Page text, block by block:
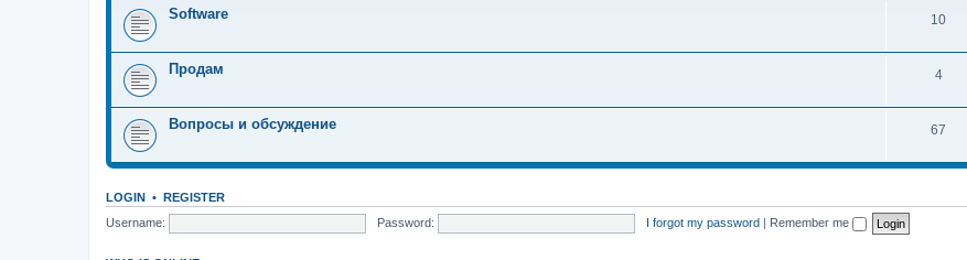
Software 10
Продам 4
Вопросы и обсуждение 67
LOGIN •
REGISTER
Username:
Password: I forgot my password Remember me